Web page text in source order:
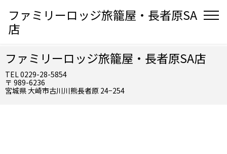
ファミリーロッジ旅籠屋・長者原SA
店
ファミリーロッジ旅籠屋・長者原SA店
TEL 0229-28-5854
〒 989-6236
宮城県 大崎市古川川熊長者原 24−254